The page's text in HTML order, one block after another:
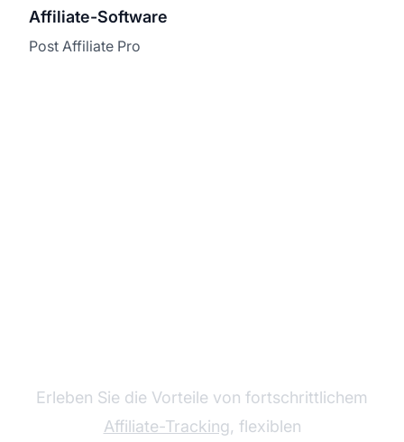
Affiliate-Software
Post Affiliate Pro
Erleben Sie die Vorteile von fortschrittlichem
Affiliate-Tracking, flexiblen